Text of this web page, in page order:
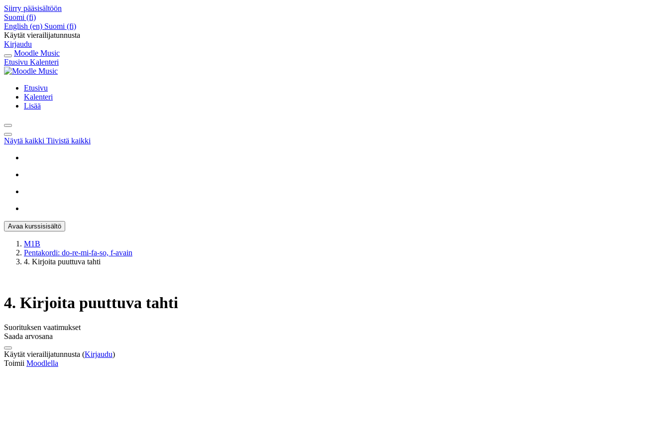
Siirry pääsisältöön
Suomi ‎(fi)‎
English ‎(en)‎ Suomi ‎(fi)‎
Käytät vierailijatunnusta
Kirjaudu
Moodle Music
Etusivu Kalenteri
Etusivu
Kalenteri
Lisää
Näytä kaikki Tiivistä kaikki
Avaa kurssisisältö
M1B
Pentakordi: do-re-mi-fa-so, f-avain
4. Kirjoita puuttuva tahti
4. Kirjoita puuttuva tahti
Suorituksen vaatimukset
Saada arvosana
Käytät vierailijatunnusta (Kirjaudu)
Toimii Moodlella